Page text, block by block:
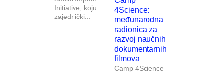
Initiative, koju
zajednički...
4Science:
međunarodna
radionica za
razvoj naučnih
dokumentarnih
filmova
Camp 4Science